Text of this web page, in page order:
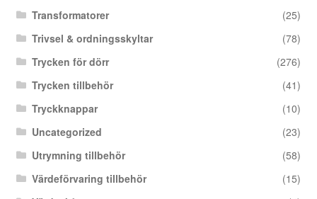
Transformatorer
(25)
Trivsel & ordningsskyltar
(78)
Trycken för dörr
(276)
Trycken tillbehör
(41)
Tryckknappar
(10)
Uncategorized
(23)
Utrymning tillbehör
(58)
Värdeförvaring tillbehör
(15)